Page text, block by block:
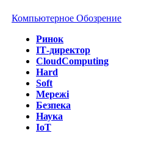
Компьютерное Обозрение
Ринок
IТ-директор
CloudComputing
Hard
Soft
Мережі
Безпека
Наука
IoT